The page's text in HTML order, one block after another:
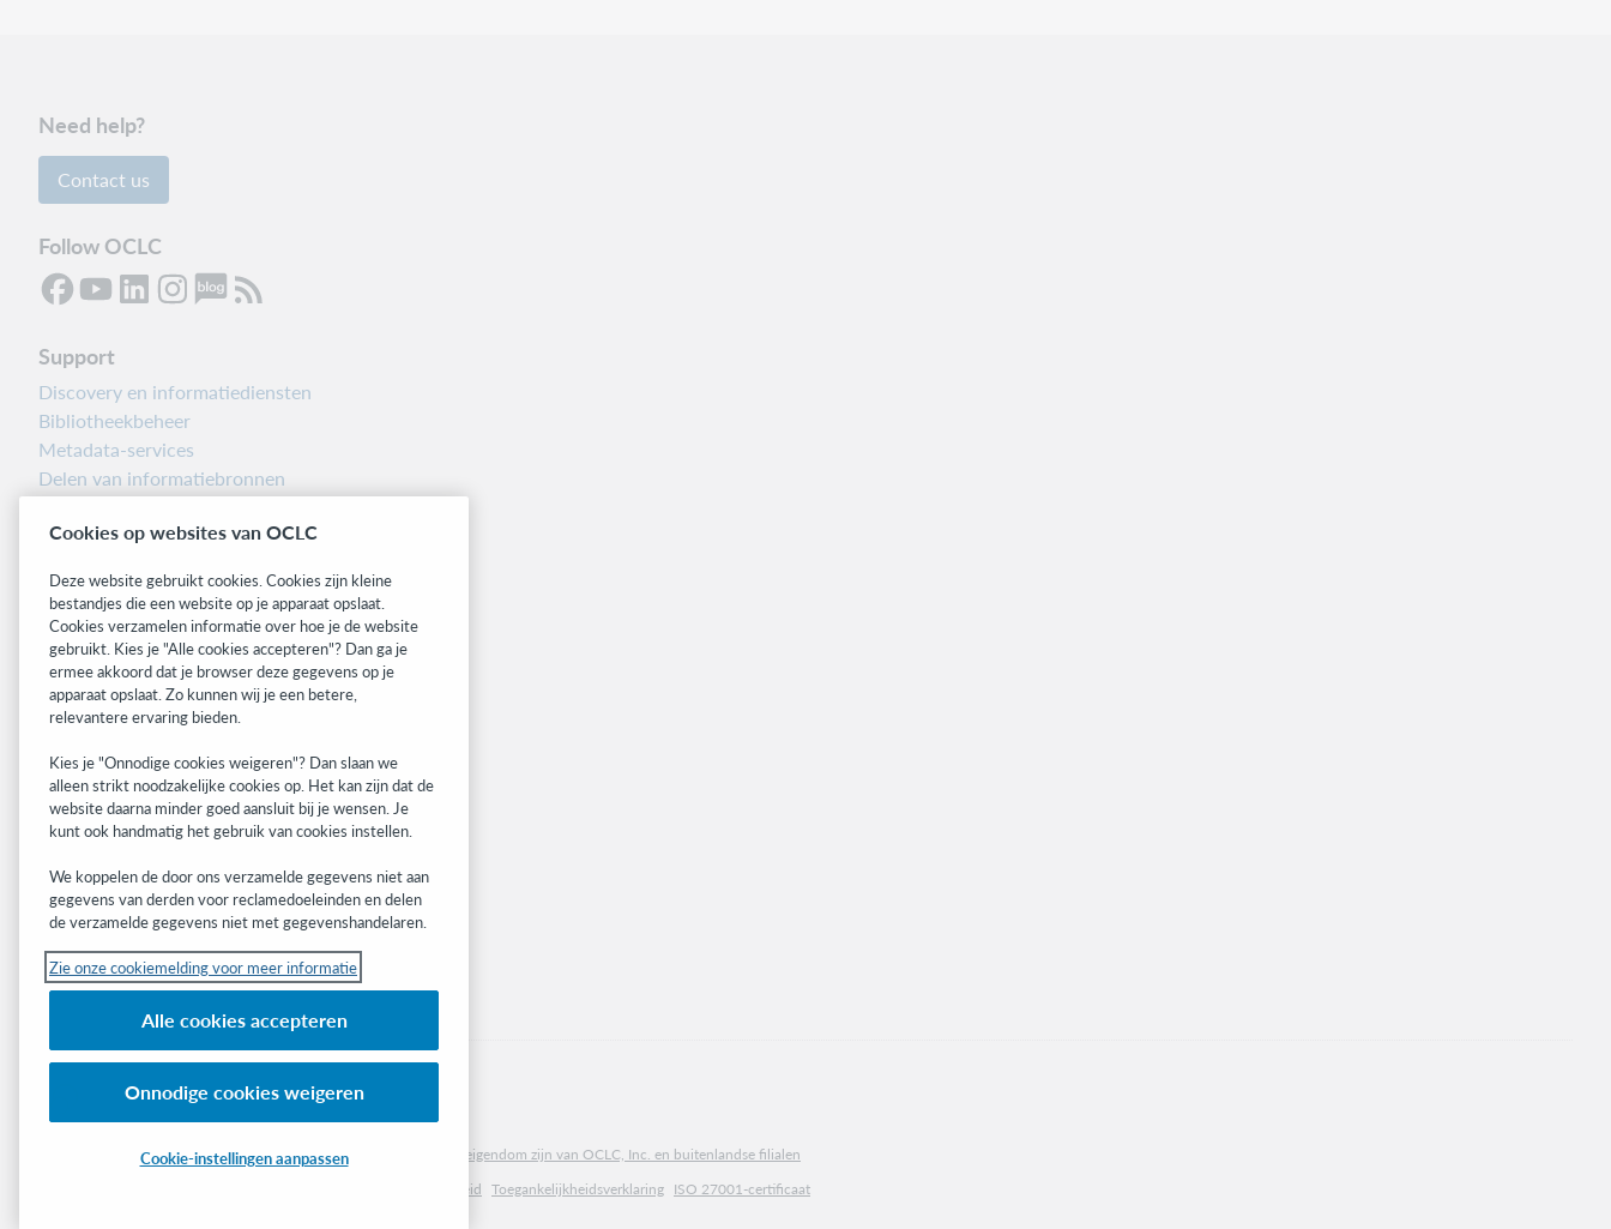
Need help?
Contact us
Follow OCLC
Support
Discovery en informatiediensten
Bibliotheekbeheer
Metadata-services
Delen van informatiebronnen
Informatie over releases
Related sites
OCLC.org
BibFormats
Community
WebJunction
Developer Network
Get the latest product updates, research,
events, and much more—right to your inbox.
Subscribe now
(Inter)nationale product- en/of dienstnamen die het eigendom zijn van OCLC, Inc. en buitenlandse filialen
Privacybeleid Toegankelijkheidsverklaring ISO 27001-certificaat
Cookies op websites van OCLC
Deze website gebruikt cookies. Cookies zijn kleine
bestandjes die een website op je apparaat opslaat.
Cookies verzamelen informatie over hoe je de website
gebruikt. Kies je "Alle cookies accepteren"? Dan ga je
ermee akkoord dat je browser deze gegevens op je
apparaat opslaat. Zo kunnen wij je een betere,
relevantere ervaring bieden.
Kies je "Onnodige cookies weigeren"? Dan slaan we
alleen strikt noodzakelijke cookies op. Het kan zijn dat de
website daarna minder goed aansluit bij je wensen. Je
kunt ook handmatig het gebruik van cookies instellen.
We koppelen de door ons verzamelde gegevens niet aan
gegevens van derden voor reclamedoeleinden en delen
de verzamelde gegevens niet met gegevenshandelaren.
Zie onze cookiemelding voor meer informatie
Alle cookies accepteren
Onnodige cookies weigeren
Cookie-instellingen aanpassen